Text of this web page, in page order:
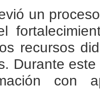
un
recursos
Durante
con